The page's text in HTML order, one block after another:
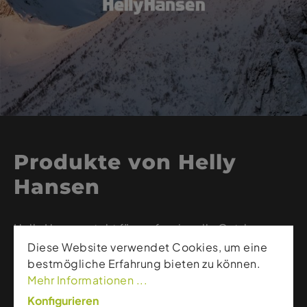
Produkte von Helly
Hansen
Helly Hansen steht für professionelle Outdoor-
und Skibekleidung, die selbst unter extremen
Wetterbedingungen zuverlässigen Schutz bietet.
Die norwegische Marke kombiniert wasserdichte
und atmungsaktive Materialien, moderne
Diese Website verwendet Cookies, um eine
bestmögliche Erfahrung bieten zu können.
Mehr Informationen ...
Konfigurieren